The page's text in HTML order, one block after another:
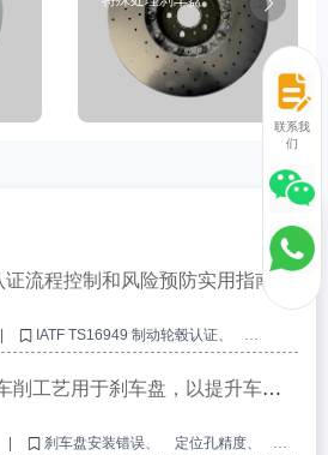
流程控制和风险预防实用指南
IATF TS16949 制动轮毂认证
车零部件供应商审核清单
汽车供应链的持续改进
削工艺用于刹车盘，以提升车辆
刹车盘安装错误
定位孔精度
联系我
们